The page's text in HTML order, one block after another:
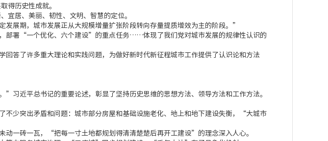
历史性成就。
居、美丽、韧性、文明、智慧的定位。
期，城市发展正从大规模增量扩张阶段转向存量提质增效为主的阶段。”
署“一个优化、六个建设”的重点任务……体现了我们党对城市发展的规律性认识的
了许多重大理论和实践问题，为做好新时代新征程城市工作提供了认识论和方法
近平总书记的重要论述，彰显了坚持历史思维的思想方法、领导方法和工作方法。
少突出矛盾和问题：城市部分房屋和基础设施老化、地上和地下建设失衡，“大城市
一砖一瓦，“把每一寸土地都规划得清清楚楚后再开工建设”的理念深入人心。